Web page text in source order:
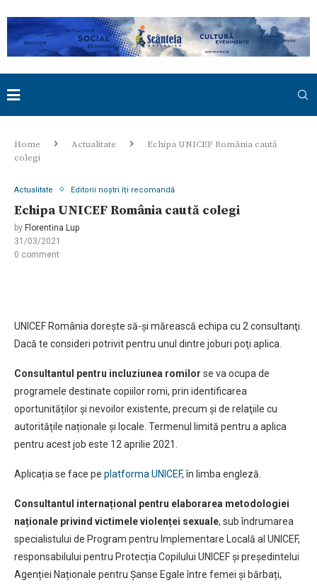
Home Actualitate
Echipa UNICEF România caută
colegi
Actualitate Editorii noștri îți recomandă
Echipa UNICEF România caută colegi
by Florentina Lup
31/03/2021
0 comment
UNICEF România doreşte să-şi mărească echipa cu 2 consultanţi.
Dacă te consideri potrivit pentru unul dintre joburi poţi aplica.
Consultantul pentru incluziunea romilor se va ocupa de
programele destinate copiilor romi, prin identificarea
oportunităților și nevoilor existente, precum și de relaţiile cu
autoritățile naționale și locale. Termenul limită pentru a aplica
pentru acest job este 12 aprilie 2021.
Aplicația se face pe platforma UNICEF, în limba engleză.
Consultantul internațional pentru elaborarea metodologiei
naționale privind victimele violenței sexuale, sub îndrumarea
specialistului de Program pentru Implementare Locală al UNICEF,
responsabilului pentru Protecția Copilului UNICEF și președintelui
Agenției Naționale pentru Șanse Egale între femei și bărbați,